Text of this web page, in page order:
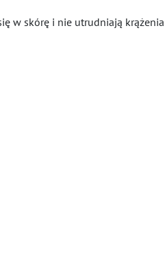
w skórę i nie utrudniają